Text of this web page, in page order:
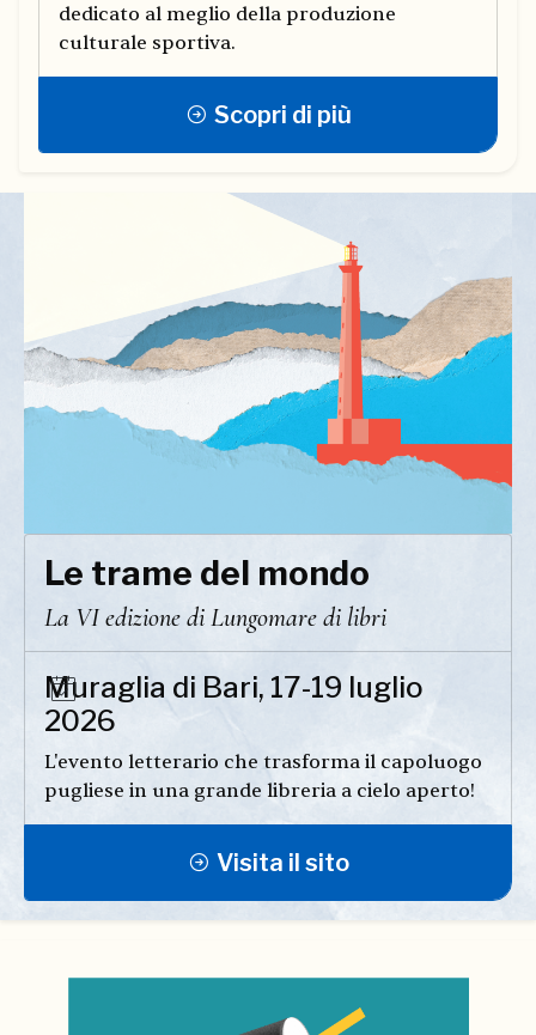
dedicato al meglio della produzione
culturale sportiva.
Scopri di più
Le trame del mondo
La VI edizione di Lungomare di libri
Muraglia di Bari, 17-19 luglio
2026
L'evento letterario che trasforma il capoluogo
pugliese in una grande libreria a cielo aperto!
Visita il sito